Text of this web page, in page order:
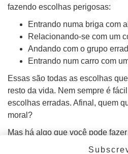
fazendo escolhas perigosas:
Entrando numa briga com
Relacionando-se com um
Andando com o grupo
Entrando num carro com
Essas são todas as escolhas
resto da vida. Nem sempre é
escolhas erradas. Afinal, quem
moral?
Mas há algo que você pode
as decisões corretas por si